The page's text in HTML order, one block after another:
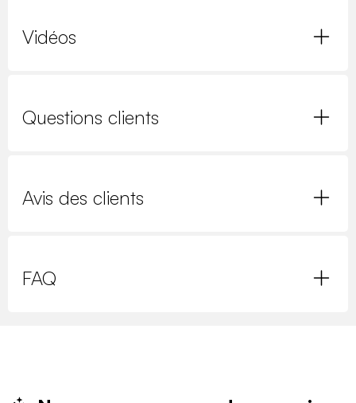
Vidéos
Questions clients
Avis des clients
FAQ